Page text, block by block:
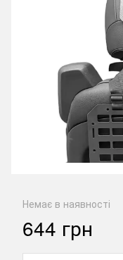
Немає в наявності
644 грн